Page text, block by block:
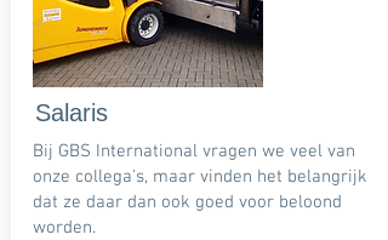
Salaris
Bij GBS International vragen we veel van
onze collega's, maar vinden het belangrijk
dat ze daar dan ook goed voor beloond
worden.